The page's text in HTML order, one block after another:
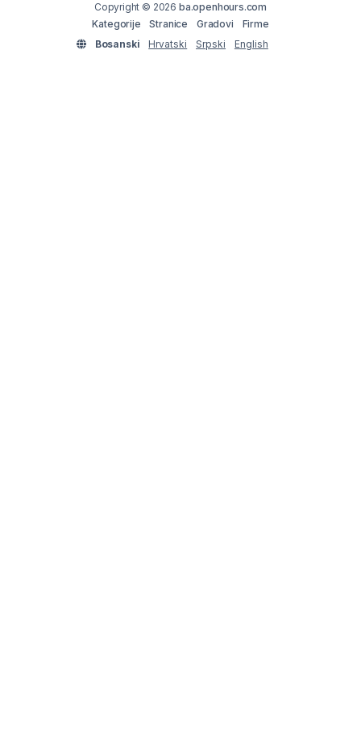
Copyright © 2026 ba.openhours.com
Kategorije
Stranice Gradovi
Firme
Bosanski
Hrvatski Srpski English